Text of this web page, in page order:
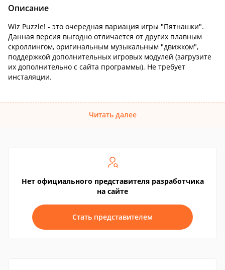
Описание
Wiz Puzzle! - это очередная вариация игры "Пятнашки".
Данная версия выгодно отличается от других плавным
скроллингом, оригинальным музыкальным "движком",
поддержкой дополнительных игровых модулей (загрузите
их дополнительно с сайта программы). Не требует
инсталяции.
Читать далее
Нет официального представителя разработчика
на сайте
Стать представителем